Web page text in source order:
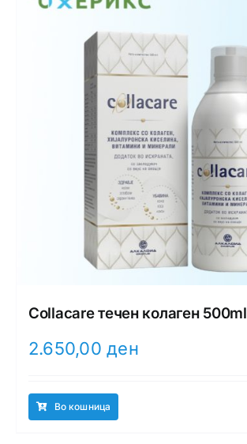
Collacare течен колаген 500ml
2.650,00ден
Во кошница